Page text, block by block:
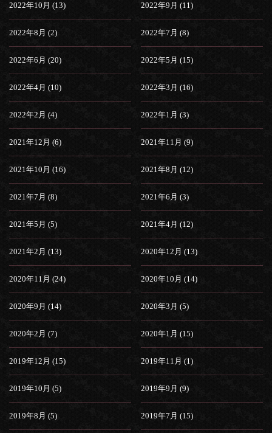
2022年10月 (13) 2022年9月 (11)
2022年8月 (2) 2022年7月 (8)
2022年6月 (20) 2022年5月 (15)
2022年4月 (10) 2022年3月 (16)
2022年2月 (4) 2022年1月 (3)
2021年12月 (6) 2021年11月 (9)
2021年10月 (16) 2021年8月 (12)
2021年7月 (8) 2021年6月 (3)
2021年5月 (5) 2021年4月 (12)
2021年2月 (13) 2020年12月 (13)
2020年11月 (24) 2020年10月 (14)
2020年9月 (14) 2020年3月 (5)
2020年2月 (7) 2020年1月 (15)
2019年12月 (15) 2019年11月 (1)
2019年10月 (5) 2019年9月 (9)
2019年8月 (5) 2019年7月 (15)